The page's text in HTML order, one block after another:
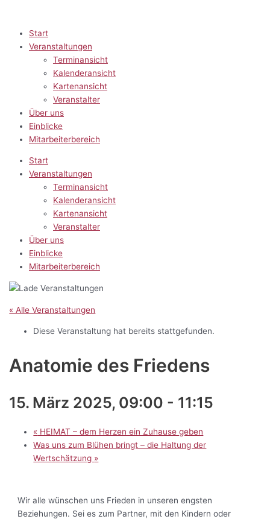
springenStart
Veranstaltungen
Terminansicht
Kalenderansicht
Kartenansicht
Veranstalter
Über uns
Einblicke
Mitarbeiterbereich
Start
Veranstaltungen
Terminansicht
Kalenderansicht
Kartenansicht
Veranstalter
Über uns
Einblicke
Mitarbeiterbereich
« Alle Veranstaltungen
Diese Veranstaltung hat bereits stattgefunden.
Anatomie des Friedens
15. März 2025, 09:00 - 11:15
« HEIMAT – dem Herzen ein Zuhause geben
Was uns zum Blühen bringt – die Haltung der
Wertschätzung »
Wir alle wünschen uns Frieden in unseren engsten
Beziehungen. Sei es zum Partner, mit den Kindern oder